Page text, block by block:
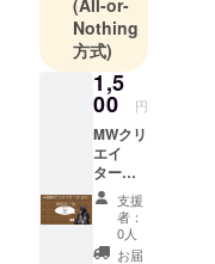
リリースは
2022年春予
定です。
マウンティ
ングってあ
まり良い気
分はしない
行為です
が、それを
(All-or-
Nothing
方式)
1,5
00 円
MWクリ
エイ
ターか
ら貴方
のメー
ルアド
レス宛
支援
者：
0人
お届